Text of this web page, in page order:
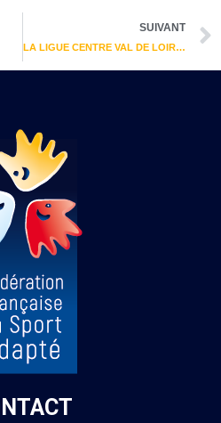
SUIVANT
LA LIGUE CENTRE VAL DE LOIRE RECRUTE!